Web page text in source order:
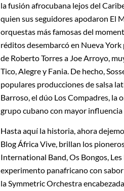
la fusión afrocubana lejos del
quien sus seguidores apodaron El
orquestas más famosas del
réditos desembarcó en Nueva York
de Roberto Torres a Joe Arroyo,
Tico, Alegre y Fania. De hecho,
populares producciones de salsa
Barroso, el dúo Los Compadres, la
grupo cubano con mayor
Hasta aquí la historia, ahora
Blog África Vive, brillan los
International Band, Os Bongos,
experimento panafricano con
la Symmetric Orchestra